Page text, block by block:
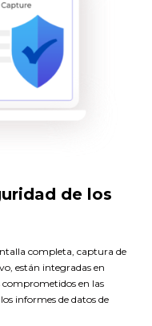
de los
completa, captura de
están integradas en
en las
informes de datos de